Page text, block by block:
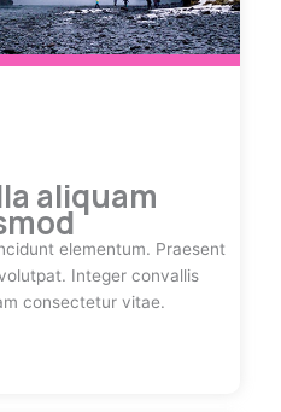
aliquam
elementum. Praesent
Integer convallis
consectetur vitae.